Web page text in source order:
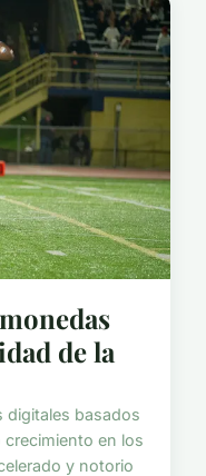
de la
digitales basados
en los
y notorio